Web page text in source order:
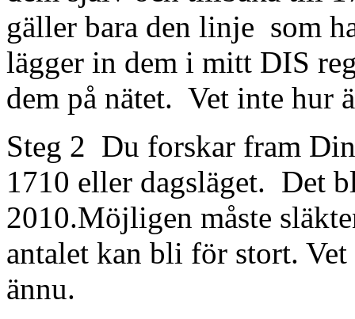
gäller bara den linje som
lägger in dem i mitt DIS
dem på nätet. Vet inte hur
Steg 2 Du forskar fram
1710 eller dagsläget. Det
2010.Möjligen måste
antalet kan bli för stort.
ännu.